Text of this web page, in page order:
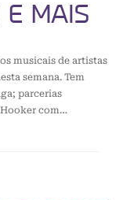
E MAIS
musicais de artistas
semana. Tem
parcerias
com…